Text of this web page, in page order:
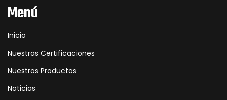
Menú
Inicio
Nuestras Certificaciones
Nuestros Productos
Noticias